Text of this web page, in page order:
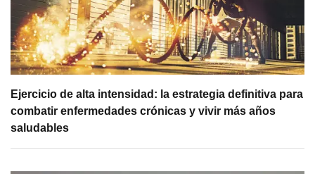
Ejercicio de alta intensidad: la estrategia definitiva para
combatir enfermedades crónicas y vivir más años
saludables